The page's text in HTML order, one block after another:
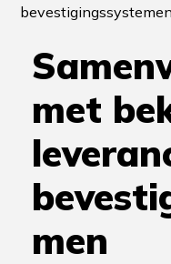
bevestigingssystemen
met
men